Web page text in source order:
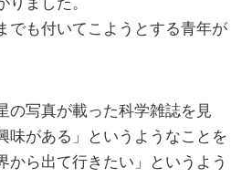
でも付いてこようとする青年が
の写真が載った科学雑誌を見
味がある」というようなことを
から出て行きたい」というよう